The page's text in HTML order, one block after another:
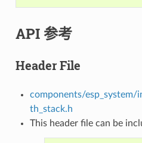
API 参考
Header File
components/esp_system/
th_stack.h
This header file can be